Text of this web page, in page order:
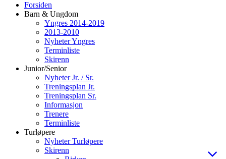
Forsiden
Barn & Ungdom
Yngres 2014-2019
2013-2010
Nyheter Yngres
Terminliste
Skirenn
Junior/Senior
Nyheter Jr. / Sr.
Treningsplan Jr.
Treningsplan Sr.
Informasjon
Trenere
Terminliste
Turløpere
Nyheter Turløpere
Skirenn